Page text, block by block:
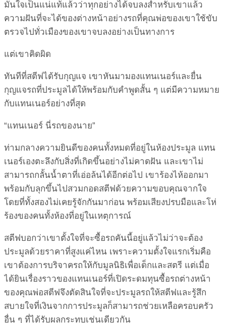
มั่นใจเป็นแน่แท้แล้วว่าทุกอย่างได้จบลงสำหรับเขาแล้ว
ความฝันที่จะได้ของต่างหน้าอย่างรถที่คุณพ่อของเขาใช้ขับ
ตรวจไปทั่วเมืองของเขาจบลงอย่างเป็นทางการ
แต่เขาคิดผิด
ทันทีที่สตีฟได้รับกุญแจ เขาหันมามองแทนเนอร์และยื่น
กุญแจรถที่ประมูลได้ให้พร้อมกับคำพูดสั้น ๆ แต่มีความหมาย
กับแทนเนอร์อย่างที่สุด
“แทนเนอร์ นี่รถของนาย”
ท่ามกลางความยินดีของคนทั้งหมดที่อยู่ในห้องประมูล แทน
เนอร์เองตะลึงกับสิ่งที่เกิดขึ้นอย่างไม่คาดฝัน และเขาไม่
สามารถกลั้นน้ำตาที่เอ่อล้นได้อีกต่อไป เขาร้องไห้ออกมา
พร้อมกับลุกขึ้นไปสวมกอดสตีฟด้วยความขอบคุณจากใจ
โดยที่ทั้งสองไม่เคยรู้จักกันมาก่อน พร้อมเสียงปรบมือและโห่
ร้องของคนทั้งห้องที่อยู่ในเหตุการณ์
สตีฟบอกว่าเขาตั้งใจที่จะซื้อรถคันนี้อยู่แล้วไม่ว่าจะต้อง
ประมูลด้วยราคาที่สูงแค่ไหน เพราะความตั้งใจแรกเริ่มคือ
เขาต้องการบริจาครถให้กับมูลนิธิเพื่อเด็กและสตรี แต่เมื่อ
ได้ยินเรื่องราวของแทนเนอร์ที่เปิดระดมทุนซื้อรถต่างหน้า
ของคุณพ่อสตีฟจึงตัดสินใจที่จะประมูลรถให้สตีฟและรู้สึก
สบายใจที่เงินจากการประมูลก็สามารถช่วยเหลือครอบครัว
อื่น ๆ ที่ได้รับผลกระทบเช่นเดียวกัน